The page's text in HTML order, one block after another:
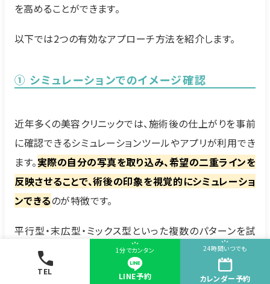
TEL
1分でカンタン
LINE予約
24時間いつでも
カレンダー予約
を高めることができます。
以下では2つの有効なアプローチ方法を紹介します。
① シミュレーションでのイメージ確認
近年多くの美容クリニックでは、施術後の仕上がりを事前
に確認できるシミュレーションツールやアプリが利用でき
ます。実際の自分の写真を取り込み、希望の二重ラインを
反映させることで、術後の印象を視覚的にシミュレーショ
ンできるのが特徴です。
平行型・末広型・ミックス型といった複数のパターンを試
し、比較しながら自分に最も似合うスタイルを見極めるこ
とができるため、完成イメージと完成後のズレを防ぎやす